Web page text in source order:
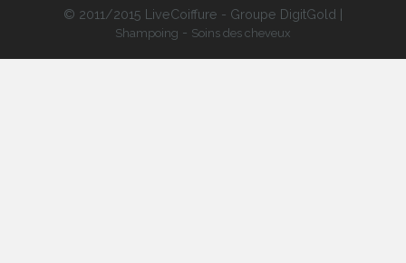
© 2011/2015 LiveCoiffure - Groupe DigitGold |
Shampoing - Soins des cheveux